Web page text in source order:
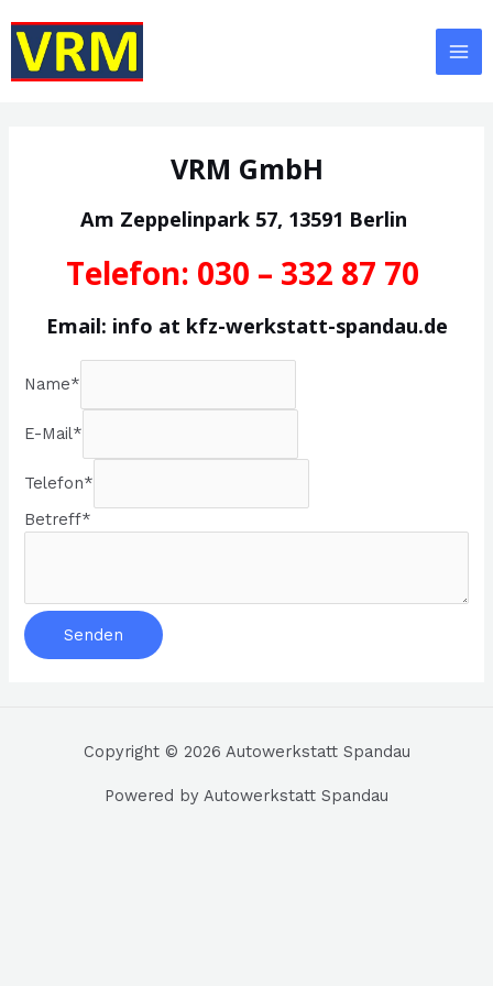
Inhalt
springen
VRM GmbH
Am Zeppelinpark 57, 13591 Berlin
Telefon: 030 – 332 87 70
Email: info at kfz-werkstatt-spandau.de
Name*
E-Mail*
Telefon*
Betreff*
Senden
Copyright © 2026 Autowerkstatt Spandau
Powered by Autowerkstatt Spandau